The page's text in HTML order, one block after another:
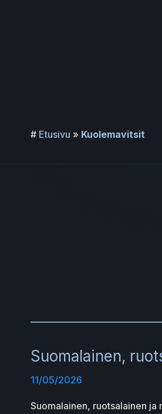
# Etusivu » Kuolemavitsit
Suomalainen,
11/05/2026
Suomalainen, ruotsalainen